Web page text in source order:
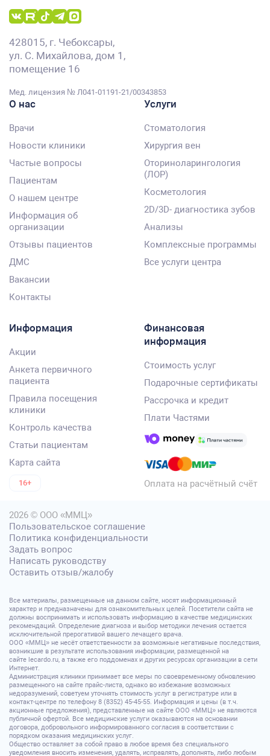
428015, г. Чебоксары,
ул. С. Михайлова, дом 1,
помещение 16
Мед. лицензия № Л041-01191-21/00343853
О нас
Врачи
Новости клиники
Частые вопросы
Пациентам
О нашем центре
Информация об
организации
Отзывы пациентов
ДМС
Вакансии
Контакты
Услуги
Стоматология
Хирургия вен
Оториноларингология
(ЛОР)
Косметология
2D/3D- диагностика зубов
Анализы
Комплексные программы
Все услуги центра
Информация
Акции
Анкета первичного
пациента
Правила посещения
клиники
Контроль качества
Статьи пациентам
Карта сайта
16+
Финансовая
информация
Стоимость услуг
Подарочные сертификаты
Рассрочка и кредит
Плати Частями
Оплата на расчётный счёт
2026 © ООО «ММЦ»
Пользовательское соглашение
Политика конфиденциальности
Задать вопрос
Написать руководству
Оставить отзыв/жалобу
Все материалы, размещенные на данном сайте, носят информационный
характер и предназначены для ознакомительных целей. Посетители сайта не
должны воспринимать и использовать информацию в качестве медицинских
рекомендаций. Определение диагноза и выбор методики лечения остается
исключительной прерогативой вашего лечащего врача.
ООО «ММЦ» не несёт ответственности за возможные негативные последствия,
возникшие в результате использования информации, размещенной на
сайте lecardo.ru, а также его поддоменах и других ресурсах организации в сети
Интернет.
Администрация клиники принимает все меры по своевременному обновлению
размещенного на сайте прайс-листа, однако во избежание возможных
недоразумений, советуем уточнять стоимость услуг в регистратуре или в
контакт-центре по телефону 8 (8352) 45-45-55. Информация и цены (в т.ч.
акционные предложения), представленные на сайте ООО «ММЦ» не являются
публичной офертой. Все медицинские услуги оказываются на основании
договора, добровольного информированного согласия в соответствии с
порядком оказания медицинских услуг.
Общество оставляет за собой право в любое время без специального
уведомления вносить изменения, удалять, исправлять, дополнять, либо любым